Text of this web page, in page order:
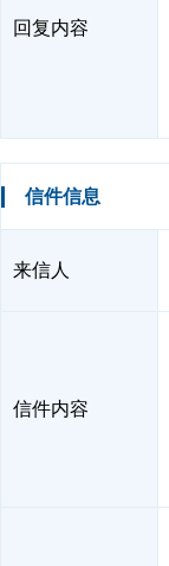
回复内容
信件信息
来信人
信件内容